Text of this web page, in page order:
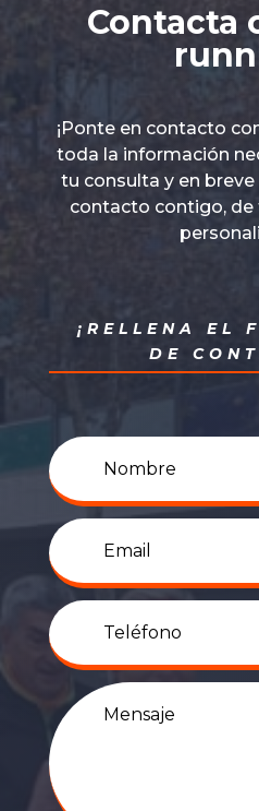
Contacta
¡Ponte en contacto
toda la información
tu consulta y en
contacto contigo,
¡RELLENA EL
DE